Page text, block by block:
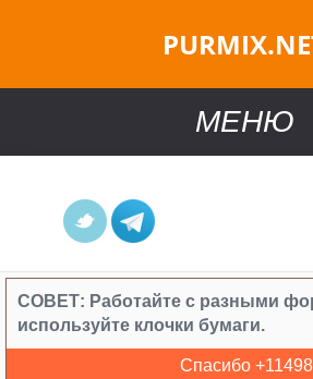
МЕНЮ
СОВЕТ: Работайте с разными
используйте клочки бумаги.
Спасибо +11498